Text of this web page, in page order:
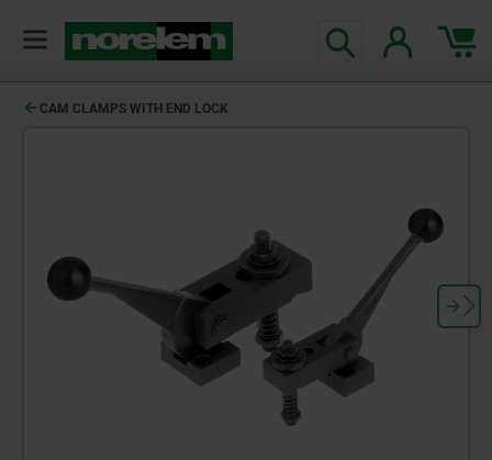
CAM CLAMPS WITH END LOCK